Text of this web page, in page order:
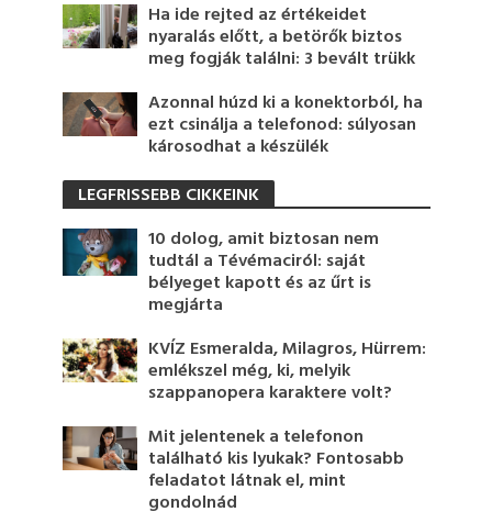
Ha ide rejted az értékeidet
nyaralás előtt, a betörők biztos
meg fogják találni: 3 bevált trükk
Azonnal húzd ki a konektorból, ha
ezt csinálja a telefonod: súlyosan
károsodhat a készülék
LEGFRISSEBB CIKKEINK
10 dolog, amit biztosan nem
tudtál a Tévémaciról: saját
bélyeget kapott és az űrt is
megjárta
KVÍZ Esmeralda, Milagros, Hürrem:
emlékszel még, ki, melyik
szappanopera karaktere volt?
Mit jelentenek a telefonon
található kis lyukak? Fontosabb
feladatot látnak el, mint
gondolnád